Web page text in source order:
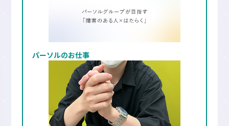
パーソルのお仕事